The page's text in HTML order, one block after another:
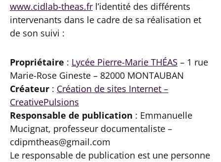
www.cidlab-theas.fr l’identité des différents
intervenants dans le cadre de sa réalisation et
de son suivi :
Propriétaire : Lycée Pierre-Marie THÉAS – 1 rue
Marie-Rose Gineste – 82000 MONTAUBAN
Créateur : Création de sites Internet –
CreativePulsions
Responsable de publication : Emmanuelle
Mucignat, professeur documentaliste –
cdipmtheas@gmail.com
Le responsable de publication est une personne